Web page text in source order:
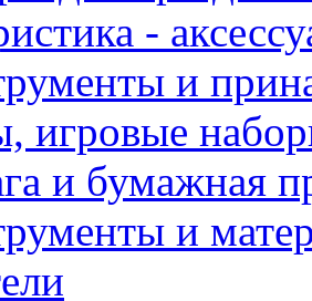
-
и
игровые
и бумажная
и